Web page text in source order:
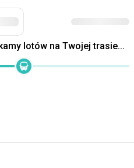
lotów na Twojej trasie...